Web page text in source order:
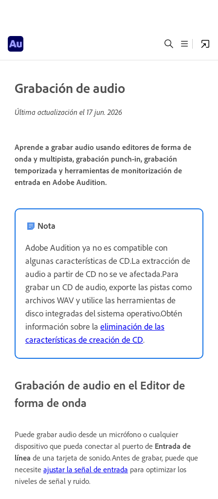
Grabación de audio
Última actualización el 17 jun. 2026
Aprende a grabar audio usando editores de forma de
onda y multipista, grabación punch-in, grabación
temporizada y herramientas de monitorización de
entrada en Adobe Audition.
Nota
Adobe Audition ya no es compatible con
algunas características de CD.La extracción de
audio a partir de CD no se ve afectada.Para
grabar un CD de audio, exporte las pistas como
archivos WAV y utilice las herramientas de
disco integradas del sistema operativo.Obtén
información sobre la eliminación de las
características de creación de CD.
Grabación de audio en el Editor de
forma de onda
Puede grabar audio desde un micrófono o cualquier
dispositivo que pueda conectar al puerto de Entrada de
línea de una tarjeta de sonido.Antes de grabar, puede que
necesite ajustar la señal de entrada para optimizar los
niveles de señal y ruido.